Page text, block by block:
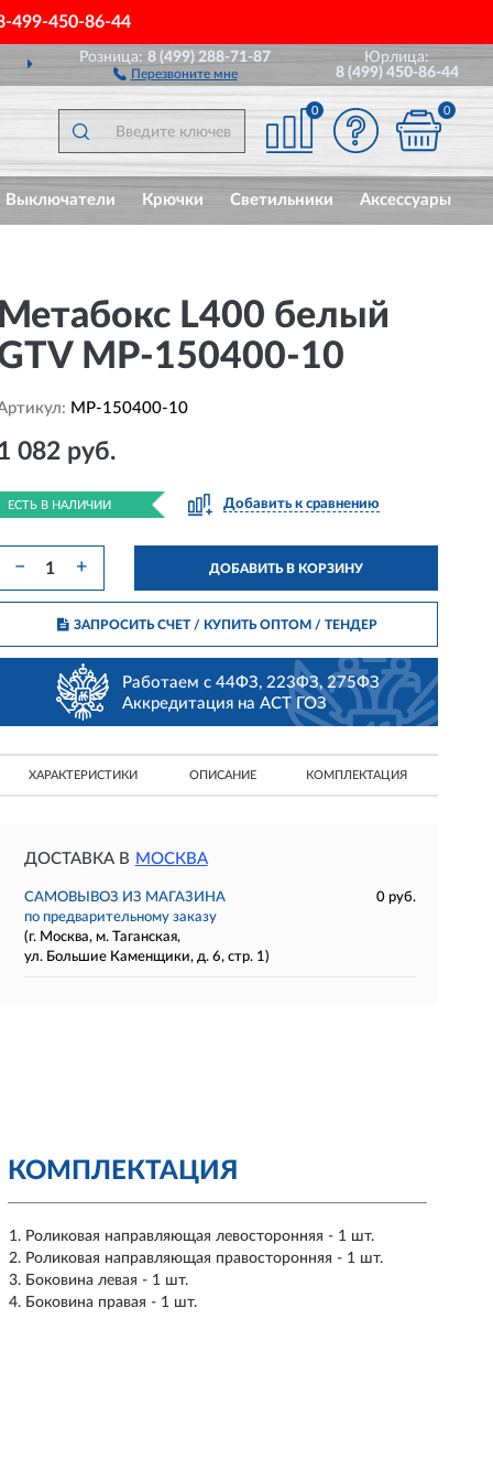
499-450-86-44
ПОЛНЫЙ АССОРТИМЕНТ БРЕНДА
Розница:8 (499) 288-71-87
Перезвоните мне
Юрлица:
8 (499) 450-86-44
0 0
Выключатели Крючки Светильники Аксессуары
L400 белый
MP-150400-10
MP-150400-10
082 руб.
ЕСТЬ В НАЛИЧИИ Добавить к сравнению
− + ДОБАВИТЬ В КОРЗИНУ
ЗАПРОСИТЬ СЧЕТ / КУПИТЬ ОПТОМ/ ТЕНДЕР
Работаем с 44ФЗ, 223ФЗ, 275ФЗ
Аккредитация на АСТ ГОЗ
ХАРАКТЕРИСТИКИ ОПИСАНИЕ КОМПЛЕКТАЦИЯ
ДОСТАВКА В МОСКВА
САМОВЫВОЗ ИЗ МАГАЗИНА
0 руб.
по предварительному заказу
(г. Москва, м. Таганская,
ул. Большие Каменщики, д. 6, стр. 1)
КОМПЛЕКТАЦИЯ
Роликовая направляющая левосторонняя - 1 шт.
Роликовая направляющая правосторонняя - 1 шт.
Боковина левая - 1 шт.
Боковина правая - 1 шт.